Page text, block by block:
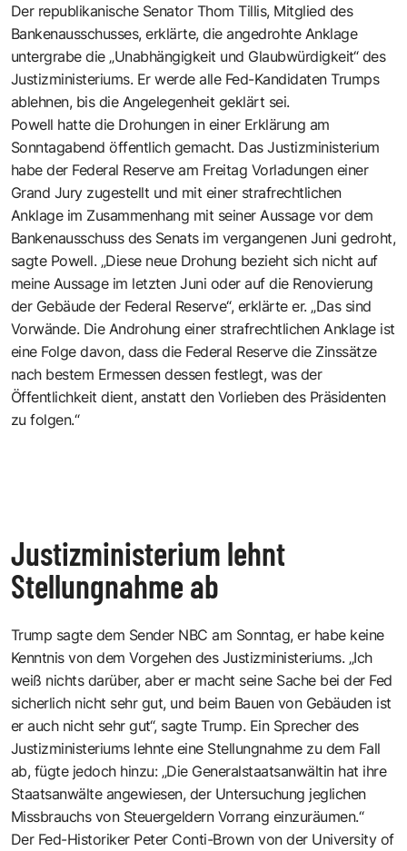
Der republikanische Senator Thom Tillis, Mitglied des
Bankenausschusses, erklärte, die angedrohte Anklage
untergrabe die „Unabhängigkeit und Glaubwürdigkeit“ des
Justizministeriums. Er werde alle Fed-Kandidaten Trumps
ablehnen, bis die Angelegenheit geklärt sei.
Powell hatte die Drohungen in einer Erklärung am
Sonntagabend öffentlich gemacht. Das Justizministerium
habe der Federal Reserve am Freitag Vorladungen einer
Grand Jury zugestellt und mit einer strafrechtlichen
Anklage im Zusammenhang mit seiner Aussage vor dem
Bankenausschuss des Senats im vergangenen Juni gedroht,
sagte Powell. „Diese neue Drohung bezieht sich nicht auf
meine Aussage im letzten Juni oder auf die Renovierung
der Gebäude der Federal Reserve“, erklärte er. „Das sind
Vorwände. Die Androhung einer strafrechtlichen Anklage ist
eine Folge davon, dass die Federal Reserve die Zinssätze
nach bestem Ermessen dessen festlegt, was der
Öffentlichkeit dient, anstatt den Vorlieben des Präsidenten
zu folgen.“
Justizministerium lehnt
Stellungnahme ab
Trump sagte dem Sender NBC am Sonntag, er habe keine
Kenntnis von dem Vorgehen des Justizministeriums. „Ich
weiß nichts darüber, aber er macht seine Sache bei der Fed
sicherlich nicht sehr gut, und beim Bauen von Gebäuden ist
er auch nicht sehr gut“, sagte Trump. Ein Sprecher des
Justizministeriums lehnte eine Stellungnahme zu dem Fall
ab, fügte jedoch hinzu: „Die Generalstaatsanwältin hat ihre
Staatsanwälte angewiesen, der Untersuchung jeglichen
Missbrauchs von Steuergeldern Vorrang einzuräumen.“
Der Fed-Historiker Peter Conti-Brown von der University of